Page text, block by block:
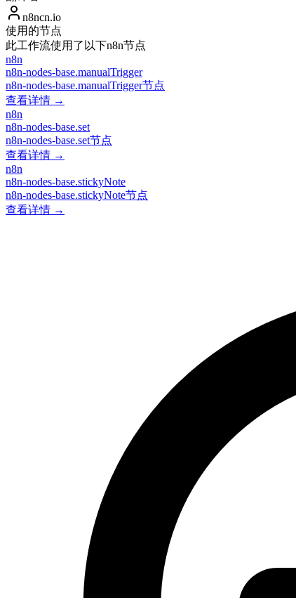
n8ncn.io
使用的节点
此工作流使用了以下n8n节点
n8n
n8n-nodes-base.manualTrigger
n8n-nodes-base.manualTrigger节点
查看详情 →
n8n
n8n-nodes-base.set
n8n-nodes-base.set节点
查看详情 →
n8n
n8n-nodes-base.stickyNote
n8n-nodes-base.stickyNote节点
查看详情 →